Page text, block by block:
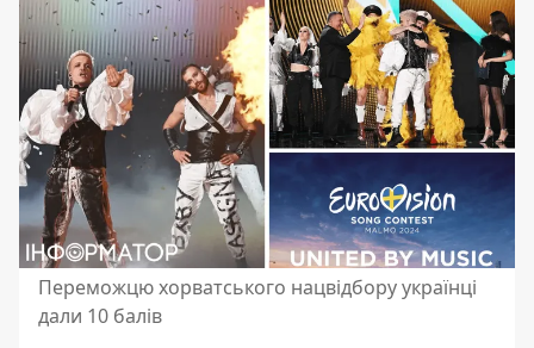
Переможцю хорватського нацвідбору українці
дали 10 балів